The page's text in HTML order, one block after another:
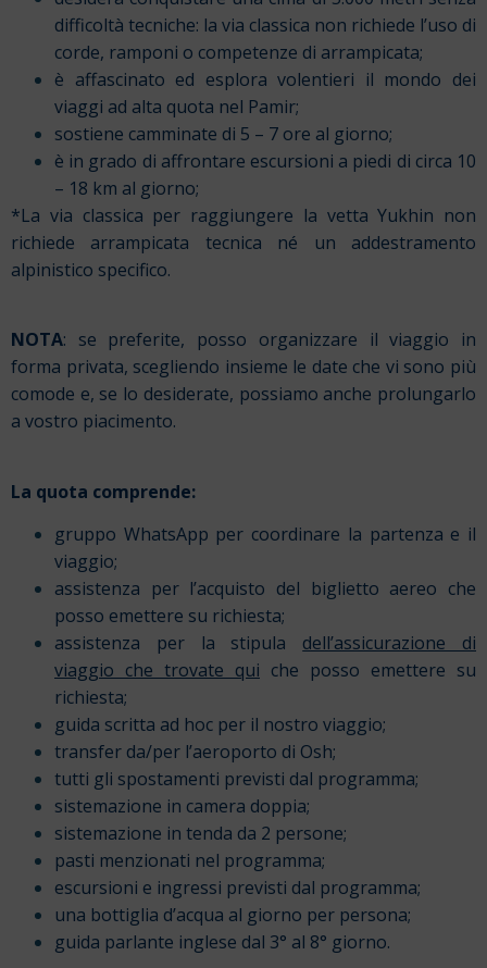
difficoltà tecniche: la via classica non richiede l’uso di
corde, ramponi o competenze di arrampicata;
è affascinato ed esplora volentieri il mondo dei
viaggi ad alta quota nel Pamir;
sostiene camminate di 5 – 7 ore al giorno;
è in grado di affrontare escursioni a piedi di circa 10
– 18 km al giorno;
*La via classica per raggiungere la vetta Yukhin non
richiede arrampicata tecnica né un addestramento
alpinistico specifico.
NOTA: se preferite, posso organizzare il viaggio in
forma privata, scegliendo insieme le date che vi sono più
comode e, se lo desiderate, possiamo anche prolungarlo
a vostro piacimento.
La quota comprende:
gruppo WhatsApp per coordinare la partenza e il
viaggio;
assistenza per l’acquisto del biglietto aereo che
posso emettere su richiesta;
assistenza per la stipula dell’assicurazione di
viaggio che trovate qui che posso emettere su
richiesta;
guida scritta ad hoc per il nostro viaggio;
transfer da/per l’aeroporto di Osh;
tutti gli spostamenti previsti dal programma;
sistemazione in camera doppia;
sistemazione in tenda da 2 persone;
pasti menzionati nel programma;
escursioni e ingressi previsti dal programma;
una bottiglia d’acqua al giorno per persona;
guida parlante inglese dal 3° al 8° giorno.